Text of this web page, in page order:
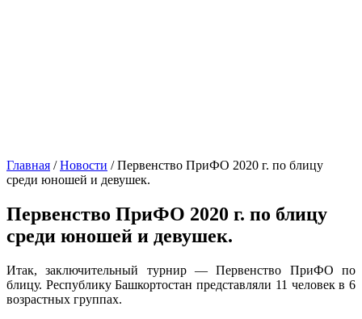
Главная /Новости /Первенство ПриФО 2020 г. по блицу
среди юношей и девушек.
Первенство ПриФО 2020 г. по блицу
среди юношей и девушек.
Итак, заключительный турнир — Первенство ПриФО по
блицу. Республику Башкортостан представляли 11 человек в 6
возрастных группах.